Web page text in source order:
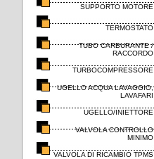
SUPPORTO MOTORE
TERMOSTATO
TUBO CARBURANTE /
RACCORDO
TURBOCOMPRESSORE
UGELLO ACQUA LAVAGGIO,
LAVAFARI
UGELLO/INIETTORE
VALVOLA CONTROLLO
MINIMO
VALVOLA DI RICAMBIO TPMS